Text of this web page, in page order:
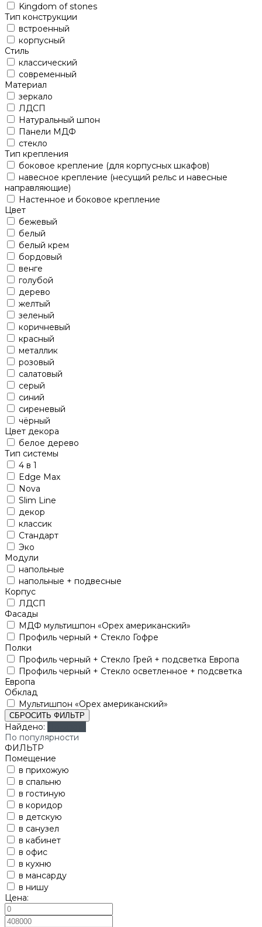
Kingdom of stones
Тип конструкции
встроенный
корпусный
Стиль
классический
современный
Материал
зеркало
ЛДСП
Натуральный шпон
Панели МДФ
стекло
Тип крепления
боковое крепление (для корпусных шкафов)
навесное крепление (несущий рельс и навесные
направляющие)
Настенное и боковое крепление
Цвет
бежевый
белый
белый крем
бордовый
венге
голубой
дерево
желтый
зеленый
коричневый
красный
металлик
розовый
салатовый
серый
синий
сиреневый
чёрный
Цвет декора
белое дерево
Тип системы
4 в 1
Edge Max
Nova
Slim Line
декор
классик
Стандарт
Эко
Модули
напольные
напольные + подвесные
Корпус
ЛДСП
Фасады
МДФ мультишпон «Орех американский»
Профиль черный + Стекло Гофре
Полки
Профиль черный + Стекло Грей + подсветка Европа
Профиль черный + Стекло осветленное + подсветка
Европа
Обклад
Мультишпон «Орех американский»
СБРОСИТЬ ФИЛЬТР
Найдено:
По популярности
ФИЛЬТР
Помещение
в прихожую
в спальню
в гостиную
в коридор
в детскую
в санузел
в кабинет
в офис
в кухню
в мансарду
в нишу
Цена: